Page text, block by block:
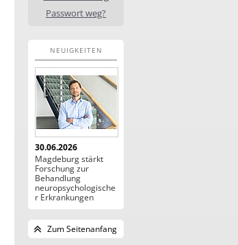
Passwort weg?
NEUIGKEITEN
30.06.2026
Magdeburg stärkt
Forschung zur
Behandlung
neuropsychologische
r Erkrankungen
Zum Seitenanfang